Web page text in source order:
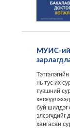
МУИС-
нь тус их
түвшний
буй шилдэг
хангасан